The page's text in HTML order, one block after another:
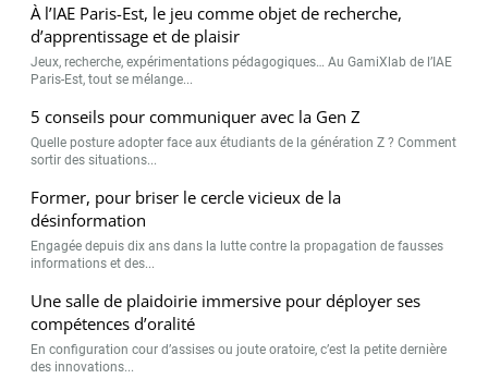
À l’IAE Paris-Est, le jeu comme objet de recherche,
d’apprentissage et de plaisir
Jeux, recherche, expérimentations pédagogiques… Au GamiXlab de l’IAE
Paris-Est, tout se mélange...
5 conseils pour communiquer avec la Gen Z
Quelle posture adopter face aux étudiants de la génération Z ? Comment
sortir des situations...
Former, pour briser le cercle vicieux de la
désinformation
Engagée depuis dix ans dans la lutte contre la propagation de fausses
informations et des...
Une salle de plaidoirie immersive pour déployer ses
compétences d’oralité
En configuration cour d’assises ou joute oratoire, c’est la petite dernière
des innovations...